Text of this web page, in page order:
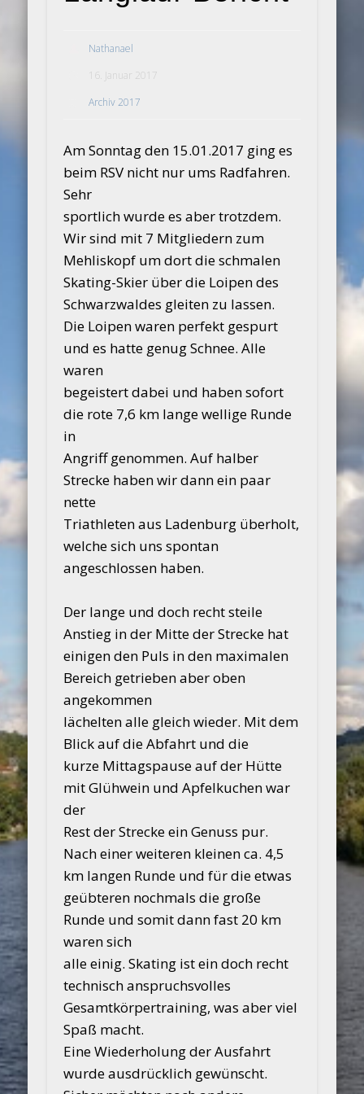
Nathanael
16. Januar 2017
Archiv 2017
Am Sonntag den 15.01.2017 ging es
beim RSV nicht nur ums Radfahren.
Sehr
sportlich wurde es aber trotzdem.
Wir sind mit 7 Mitgliedern zum
Mehliskopf um dort die schmalen
Skating-Skier über die Loipen des
Schwarzwaldes gleiten zu lassen.
Die Loipen waren perfekt gespurt
und es hatte genug Schnee. Alle
waren
begeistert dabei und haben sofort
die rote 7,6 km lange wellige Runde
in
Angriff genommen. Auf halber
Strecke haben wir dann ein paar
nette
Triathleten aus Ladenburg überholt,
welche sich uns spontan
angeschlossen haben.
Der lange und doch recht steile
Anstieg in der Mitte der Strecke hat
einigen den Puls in den maximalen
Bereich getrieben aber oben
angekommen
lächelten alle gleich wieder. Mit dem
Blick auf die Abfahrt und die
kurze Mittagspause auf der Hütte
mit Glühwein und Apfelkuchen war
der
Rest der Strecke ein Genuss pur.
Nach einer weiteren kleinen ca. 4,5
km langen Runde und für die etwas
geübteren nochmals die große
Runde und somit dann fast 20 km
waren sich
alle einig. Skating ist ein doch recht
technisch anspruchsvolles
Gesamtkörpertraining, was aber viel
Spaß macht.
Eine Wiederholung der Ausfahrt
wurde ausdrücklich gewünscht.